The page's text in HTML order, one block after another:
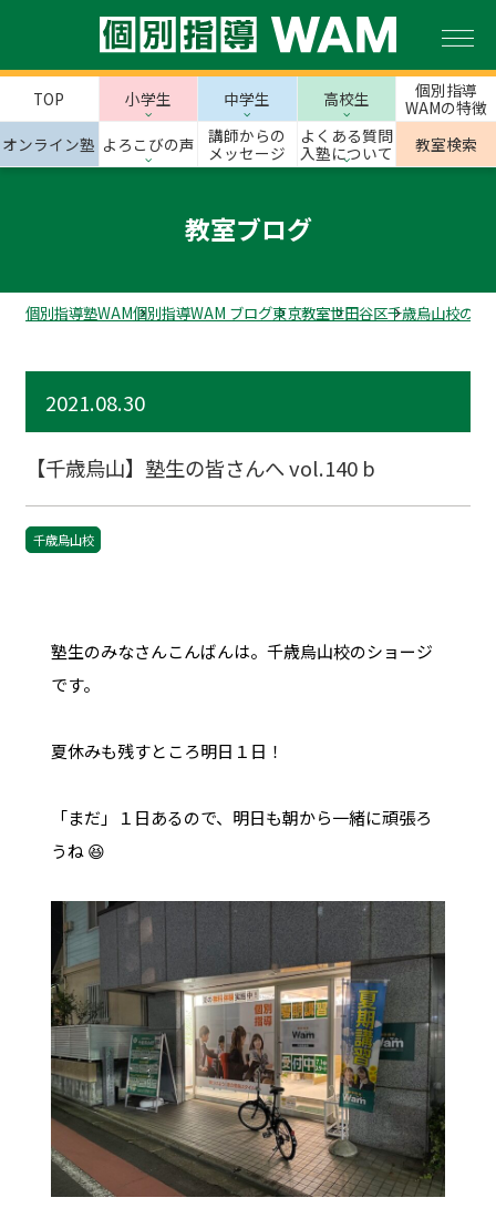
TOP 小学生 中学生 高校生
個別指導
WAMの特徴
オンライン塾 よろこびの声
講師からの
メッセージ
よくある質問
入塾について
教室検索
教室ブログ
個別指導塾WAM個別指導WAM ブログ東京教室世田谷区千歳烏山校のス
2021.08.30
【千歳烏山】塾生の皆さんへ vol.140 b
千歳烏山校
塾生のみなさんこんばんは。千歳烏山校のショージ
です。
夏休みも残すところ明日１日！
「まだ」１日あるので、明日も朝から一緒に頑張ろ
うね 😆